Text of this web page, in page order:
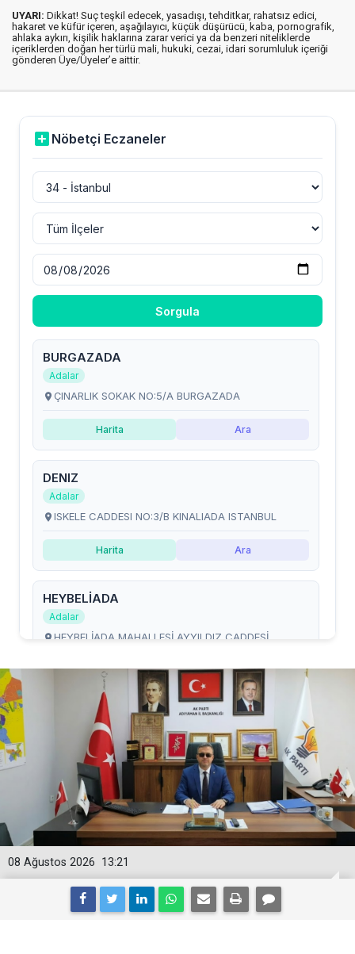
UYARI: Dikkat! Suç teşkil edecek, yasadışı, tehditkar, rahatsız edici,
hakaret ve küfür içeren, aşağılayıcı, küçük düşürücü, kaba, pornografik,
ahlaka aykırı, kişilik haklarına zarar verici ya da benzeri niteliklerde
içeriklerden doğan her türlü mali, hukuki, cezai, idari sorumluluk içeriği
gönderen Üye/Üyeler’e aittir.
13:21
08 Ağustos 2026